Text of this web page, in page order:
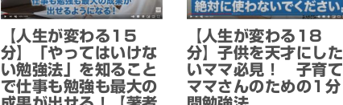
【人生が変わる15
分】「やってはいけな
い勉強法」を知ること
で仕事も勉強も最大の
【人生が変わる18
分】子供を天才にした
いママ必見！ 子育て
ママさんのための1分